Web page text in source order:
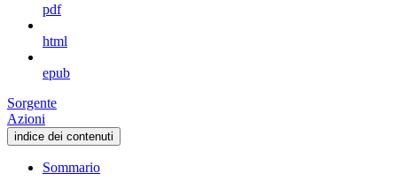
pdf
html
epub
Sorgente
Azioni
indice dei contenuti
Sommario